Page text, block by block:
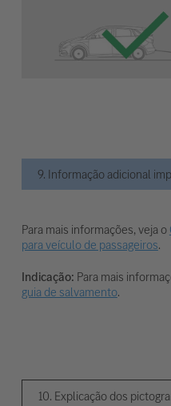
9. Informação adicional
Para mais informações, veja o
para veículo de passageiros.
Indicação: Para mais
guia de salvamento.
10. Explicação dos